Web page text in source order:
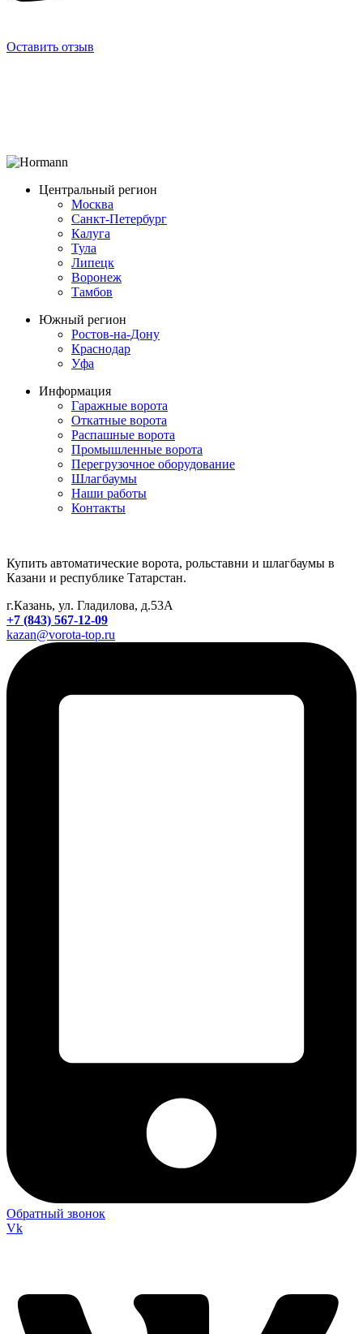
Оставить отзыв
Центральный регион
Москва
Санкт-Петербург
Калуга
Тула
Липецк
Воронеж
Тамбов
Южный регион
Ростов-на-Дону
Краснодар
Уфа
Информация
Гаражные ворота
Откатные ворота
Распашные ворота
Промышленные ворота
Перегрузочное оборудование
Шлагбаумы
Наши работы
Контакты
Купить автоматические ворота, рольставни и шлагбаумы в
Казани и республике Татарстан.
г.Казань, ул. Гладилова, д.53А
+7 (843) 567-12-09
kazan@vorota-top.ru
Обратный звонок
Vk